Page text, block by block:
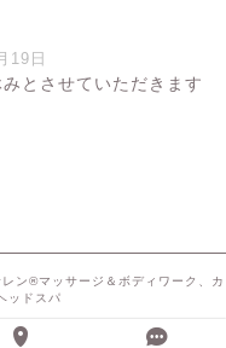
19日
とさせていただきます
ン®マッサージ＆ボディワーク、カ
ッドスパ